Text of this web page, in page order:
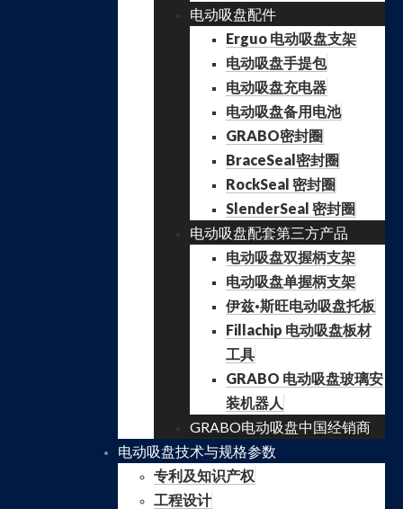
电动吸盘配件
Erguo 电动吸盘支架
电动吸盘手提包
电动吸盘充电器
电动吸盘备用电池
GRABO密封圈
BraceSeal密封圈
RockSeal 密封圈
SlenderSeal 密封圈
电动吸盘配套第三方产品
电动吸盘双握柄支架
电动吸盘单握柄支架
伊兹·斯旺电动吸盘托板
Fillachip 电动吸盘板材
工具
GRABO 电动吸盘玻璃安
装机器人
GRABO电动吸盘中国经销商
电动吸盘技术与规格参数
专利及知识产权
工程设计